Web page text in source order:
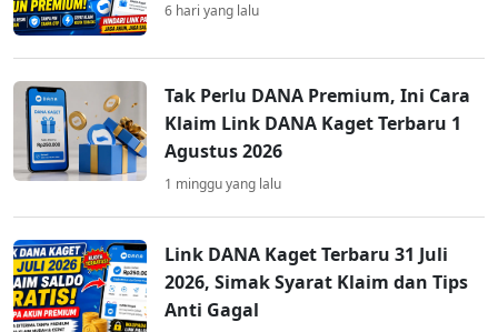
6 hari yang lalu
Tak Perlu DANA Premium, Ini Cara
Klaim Link DANA Kaget Terbaru 1
Agustus 2026
1 minggu yang lalu
Link DANA Kaget Terbaru 31 Juli
2026, Simak Syarat Klaim dan Tips
Anti Gagal